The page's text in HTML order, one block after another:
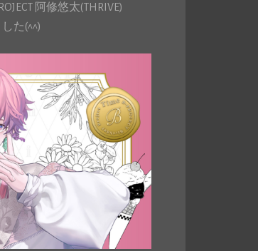
阿修悠太(THRIVE)
た(^^)